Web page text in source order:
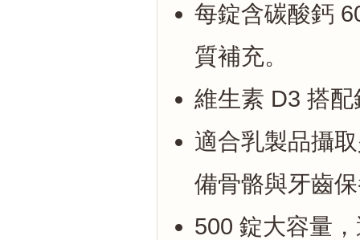
每錠含碳酸鈣
質補充。
維生素 D3 搭
適合乳製品攝
備骨骼與牙齒
500 錠大容量